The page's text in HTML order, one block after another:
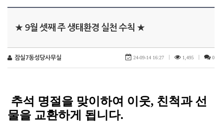
★ 9월 셋째 주 생태환경 실천 수칙 ★
잠실7동성당사무실 24-09-14 16:27 1,495 0
추석 명절을 맞이하여 이웃, 친척과 선
물을 교환하게 됩니다.